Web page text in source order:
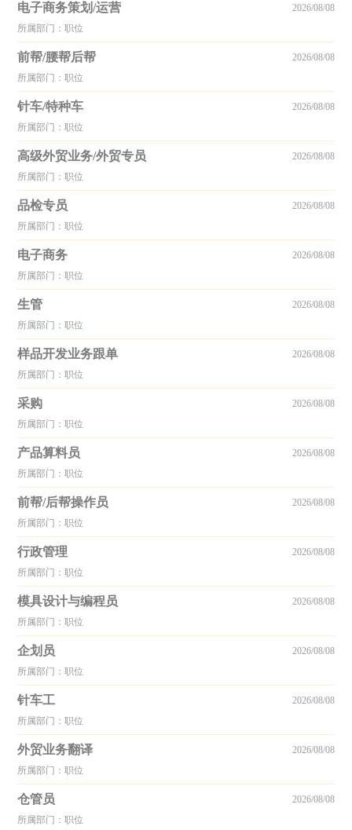
电子商务策划/运营
所属部门：职位
2026/08/08
前帮/腰帮后帮
所属部门：职位
2026/08/08
针车/特种车
所属部门：职位
2026/08/08
高级外贸业务/外贸专员
所属部门：职位
2026/08/08
品检专员
所属部门：职位
2026/08/08
电子商务
所属部门：职位
2026/08/08
生管
所属部门：职位
2026/08/08
样品开发业务跟单
所属部门：职位
2026/08/08
采购
所属部门：职位
2026/08/08
产品算料员
所属部门：职位
2026/08/08
前帮/后帮操作员
所属部门：职位
2026/08/08
行政管理
所属部门：职位
2026/08/08
模具设计与编程员
所属部门：职位
2026/08/08
企划员
所属部门：职位
2026/08/08
针车工
所属部门：职位
2026/08/08
外贸业务翻译
所属部门：职位
2026/08/08
仓管员
所属部门：职位
2026/08/08